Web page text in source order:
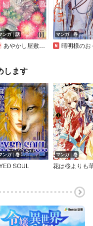
ンガ｜話
あやかし屋敷のまやかし夫婦 ～契約夫婦は鎌倉で妖怪の集う家を守る～【単話】
マンガ｜巻
晴明様のおっしゃることには 平安陰
します
ンガ｜巻
SOUL
マンガ｜巻